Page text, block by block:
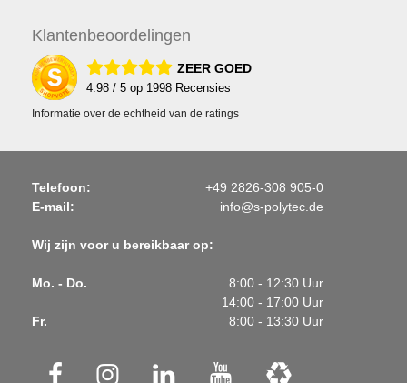
Klantenbeoordelingen
ZEER GOED
4.98 / 5 op 1998 Recensies
Informatie over de echtheid van de ratings
Telefoon:
+49 2826-308 905-0
E-mail:
info@s-polytec.de
Wij zijn voor u bereikbaar op:
Mo. - Do.
8:00 - 12:30 Uur
14:00 - 17:00 Uur
Fr.
8:00 - 13:30 Uur